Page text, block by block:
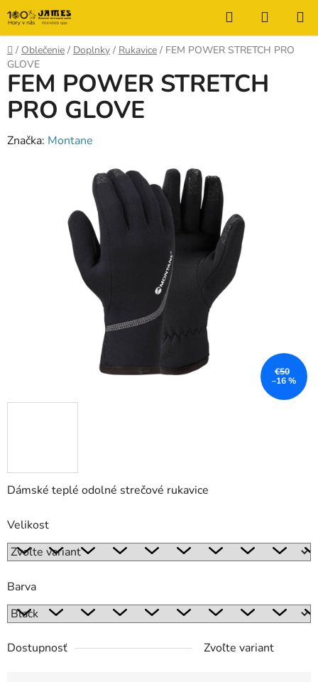
Prejsť
na
obsah
Hľadať
KOŠÍK
Domov
/ Oblečenie / Doplnky / Rukavice / FEM POWER STRETCH PRO
GLOVE
Dámské teplé odolné strečové rukavice
Velikost
Barva
Dostupnosť Zvoľte variant
FEM POWER STRETCH
PRO GLOVE
Značka: Montane
€50
–16 %